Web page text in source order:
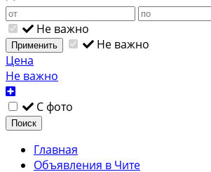
Не важно
Применить
Не важно
Цена
Не важно
С фото
Поиск
Главная
Объявления в Чите